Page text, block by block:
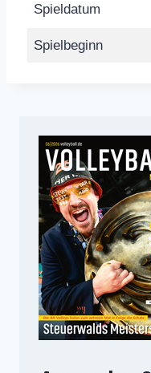
Spieldatum
Spielbeginn